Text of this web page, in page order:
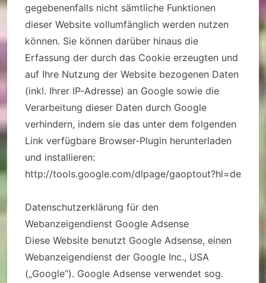
gegebenenfalls nicht sämtliche Funktionen
dieser Website vollumfänglich werden nutzen
können. Sie können darüber hinaus die
Erfassung der durch das Cookie erzeugten und
auf Ihre Nutzung der Website bezogenen Daten
(inkl. Ihrer IP-Adresse) an Google sowie die
Verarbeitung dieser Daten durch Google
verhindern, indem sie das unter dem folgenden
Link verfügbare Browser-Plugin herunterladen
und installieren:
http://tools.google.com/dlpage/gaoptout?hl=de
Datenschutzerklärung für den
Webanzeigendienst Google Adsense
Diese Website benutzt Google Adsense, einen
Webanzeigendienst der Google Inc., USA
(„Google“). Google Adsense verwendet sog.